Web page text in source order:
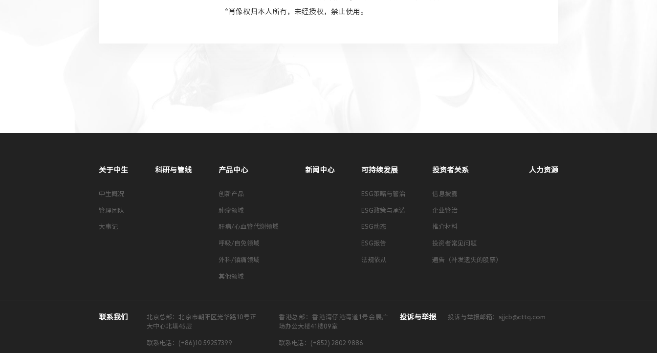
*肖像权归本人所有，未经授权，禁止使用。
关于中生
中生概况
管理团队
大事记
科研与管线 产品中心
创新产品
肿瘤领域
肝病/心血管代谢领域
呼吸/自免领域
外科/镇痛领域
其他领域
新闻中心 可持续发展
ESG策略与管治
ESG政策与承诺
ESG动态
ESG报告
法规依从
投资者关系
信息披露
企业管治
推介材料
投资者常见问题
通告（补发遗失的股票）
人力资源
联系我们
北京总部：北京市朝阳区光华路10号正
大中心北塔45层
联系电话：(+86)10 59257399
香港总部：香港湾仔港湾道1号会展广
场办公大楼41楼09室
联系电话：(+852) 2802 9886
投诉与举报 投诉与举报邮箱：sjjcb@cttq.com